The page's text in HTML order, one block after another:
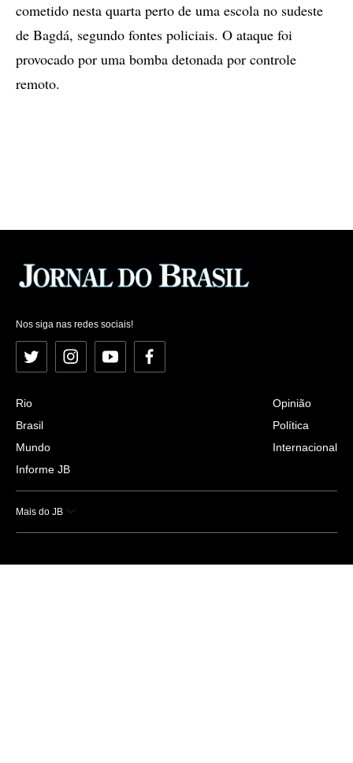
cometido nesta quarta perto de uma escola no sudeste
de Bagdá, segundo fontes policiais. O ataque foi
provocado por uma bomba detonada por controle
remoto.
Nos siga nas redes sociais!
Twitter InstagramYouTubeFacebook
Rio
Brasil
Mundo
Informe JB
Opinião
Política
Internacional
Mais do JB
Esportes